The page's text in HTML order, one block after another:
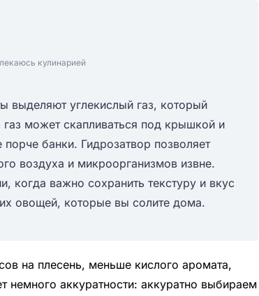
кулинарией
выделяют углекислый газ, который
может скапливаться под крышкой и
банки. Гидрозатвор позволяет
воздуха и микроорганизмов извне.
когда важно сохранить текстуру и вкус
овощей, которые вы солите дома.
на плесень, меньше кислого аромата,
немного аккуратности: аккуратно выбираем